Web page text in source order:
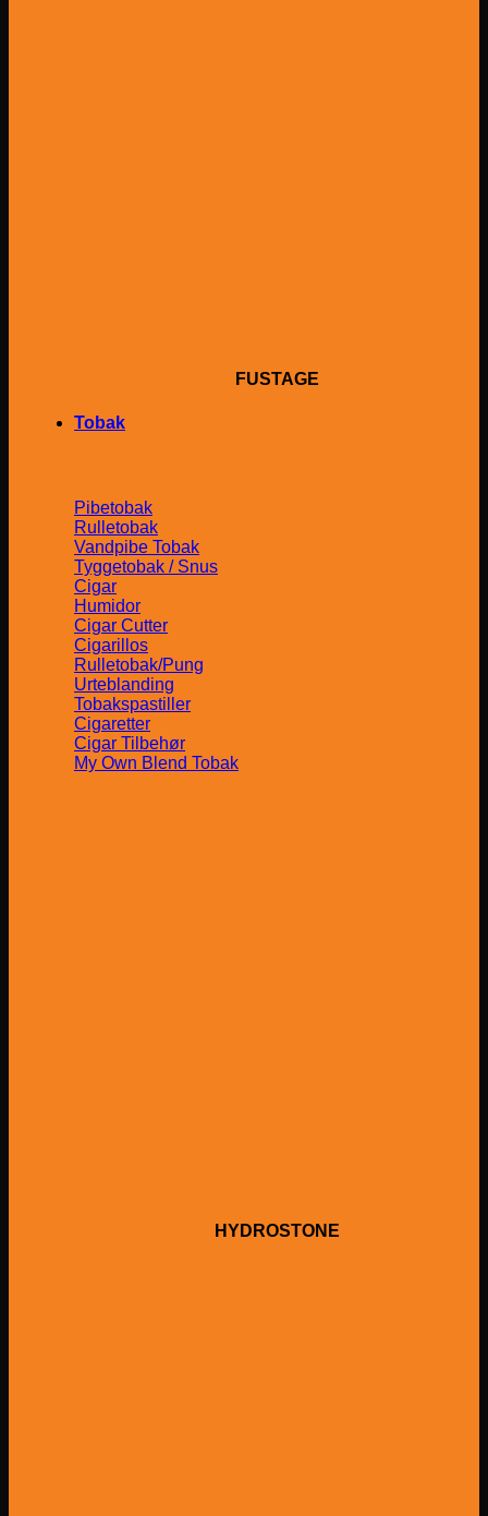
FUSTAGE
Tobak
Pibetobak
Rulletobak
Vandpibe Tobak
Tyggetobak / Snus
Cigar
Humidor
Cigar Cutter
Cigarillos
Rulletobak/Pung
Urteblanding
Tobakspastiller
Cigaretter
Cigar Tilbehør
My Own Blend Tobak
HYDROSTONE